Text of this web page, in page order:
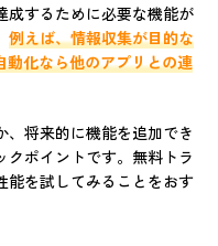
成するために必要な機能が
例えば、情報収集が目的な
動化なら他のアプリとの連
、将来的に機能を追加でき
クポイントです。無料トラ
能を試してみることをおす